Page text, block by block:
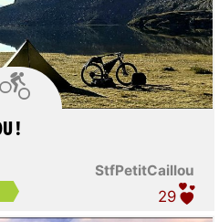

StfPetitCaillou
!
29